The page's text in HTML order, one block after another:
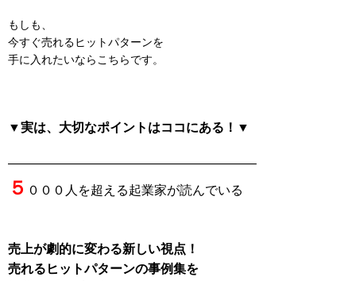
もしも、
今すぐ売れるヒットパターンを
手に入れたいならこちらです。
▼実は、大切なポイントはココにある！▼
———————————————————–
５ ０００人を超える起業家が読んでいる
売上が劇的に変わる新しい視点！
売れるヒットパターンの事例集を